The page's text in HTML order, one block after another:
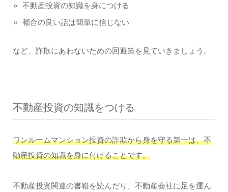
不動産投資の知識を身につける
都合の良い話は簡単に信じない
など、詐欺にあわないための回避策を見ていきましょう。
不動産投資の知識をつける
ワンルームマンション投資の詐欺から身を守る第一は、不
動産投資の知識を身に付けることです。
不動産投資関連の書籍を読んだり、不動産会社に足を運ん